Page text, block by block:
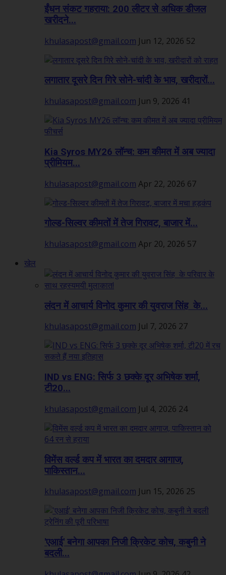
ईंधन संकट गहराया: 200 लीटर से अधिक डीजल
खरीदने...
khulasapost@gmail.com Jun 12, 2026 52
लगातार दूसरे दिन गिरे सोने-चांदी के भाव, खरीदारों...
khulasapost@gmail.com Jun 9, 2026 41
Kia Syros MY26 लॉन्च: कम कीमत में अब ज्यादा
प्रीमियम...
khulasapost@gmail.com Apr 22, 2026 67
गोल्ड-सिल्वर कीमतों में तेज गिरावट, बाजार में...
khulasapost@gmail.com Apr 20, 2026 57
खेल
लंदन में आचार्य विनोद कुमार की युवराज सिंह के...
khulasapost@gmail.com Jul 7, 2026 27
IND vs ENG: सिर्फ 3 छक्के दूर अभिषेक शर्मा,
टी20...
khulasapost@gmail.com Jul 4, 2026 24
विमेंस वर्ल्ड कप में भारत का दमदार आगाज,
पाकिस्तान...
khulasapost@gmail.com Jun 15, 2026 25
'एआई' बनेगा आपका निजी क्रिकेट कोच, कबुनी ने
बदली...